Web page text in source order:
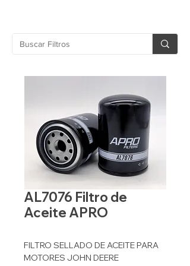
AL7076 Filtro de
Aceite APRO
FILTRO SELLADO DE ACEITE PARA
MOTORES JOHN DEERE